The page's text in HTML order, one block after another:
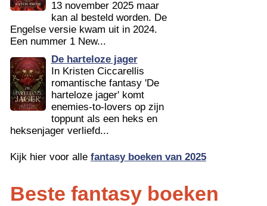
13 november 2025 maar
kan al besteld worden. De
Engelse versie kwam uit in 2024.
Een nummer 1 New...
De harteloze jager
In Kristen Ciccarellis
romantische fantasy 'De
harteloze jager' komt
enemies-to-lovers op zijn
toppunt als een heks en
heksenjager verliefd...
Kijk hier voor alle fantasy boeken van 2025
Beste fantasy boeken